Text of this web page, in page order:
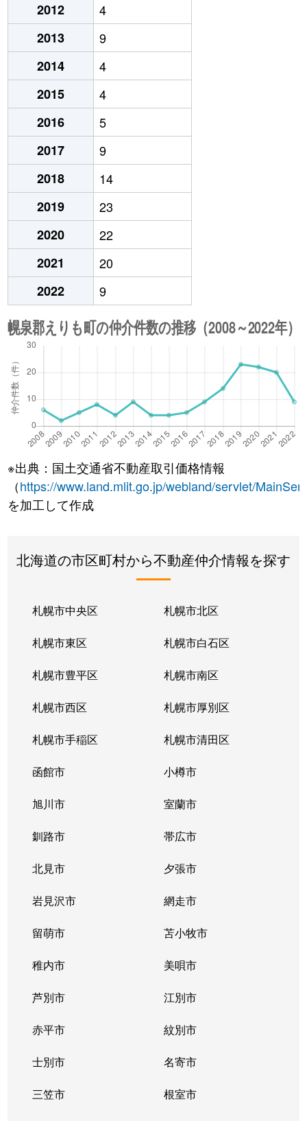
2012
4
2013
9
2014
4
2015
4
2016
5
2017
9
2018
14
2019
23
2020
22
2021
20
2022
9
※出典：国土交通省不動産取引価格情報
（https://www.land.mlit.go.jp/webland/servlet/
を加工して作成
北海道の市区町村から不動産仲介情報を探す
札幌市中央区 札幌市北区
札幌市東区 札幌市白石区
札幌市豊平区 札幌市南区
札幌市西区 札幌市厚別区
札幌市手稲区 札幌市清田区
函館市 小樽市
旭川市 室蘭市
釧路市 帯広市
北見市 夕張市
岩見沢市 網走市
留萌市 苫小牧市
稚内市 美唄市
芦別市 江別市
赤平市 紋別市
士別市 名寄市
三笠市 根室市